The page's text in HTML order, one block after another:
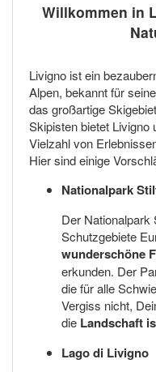
Willkommen in
Livigno ist ein
Alpen, bekannt für
das großartige
Skipisten bietet Livigno
Vielzahl von
Hier sind einige
Nationalpark
Der
Schutzgebiete
wunderschöne
erkunden. Der
die für alle
Vergiss nicht,
die Landschaft
Lago di Livigno